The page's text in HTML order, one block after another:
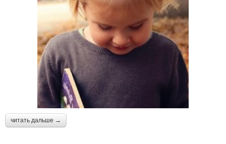
читать дальше →